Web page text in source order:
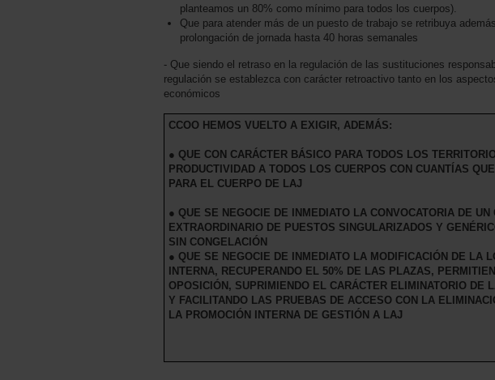
planteamos un 80% como mínimo para todos los cuerpos).
Que para atender más de un puesto de trabajo se retribuya
prolongación de jornada hasta 40 horas semanales
- Que siendo el retraso en la regulación de las sustituciones
regulación se establezca con carácter retroactivo tanto en los
económicos
CCOO HEMOS VUELTO A EXIGIR, ADEMÁS:
● QUE CON CARÁCTER BÁSICO PARA TODOS LOS
PRODUCTIVIDAD A TODOS LOS CUERPOS CON CUANTÍAS
PARA EL CUERPO DE LAJ
● QUE SE NEGOCIE DE INMEDIATO LA CONVOCATORIA DE UN
EXTRAORDINARIO DE PUESTOS SINGULARIZADOS Y
SIN CONGELACIÓN
● QUE SE NEGOCIE DE INMEDIATO LA MODIFICACIÓN DE LA
INTERNA, RECUPERANDO EL 50% DE LAS PLAZAS,
OPOSICIÓN, SUPRIMIENDO EL CARÁCTER ELIMINATORIO DE
Y FACILITANDO LAS PRUEBAS DE ACCESO CON LA
LA PROMOCIÓN INTERNA DE GESTIÓN A LAJ